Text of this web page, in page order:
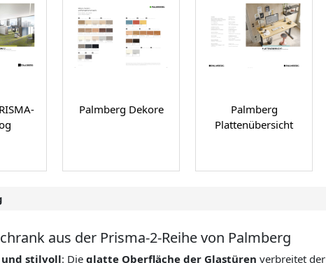
Palmberg Dekore
Palmberg
Plattenübersicht
aus der Prisma-2-Reihe von Palmberg
und stilvoll: Dieglatte Oberfläche der Glastüren verbreitet